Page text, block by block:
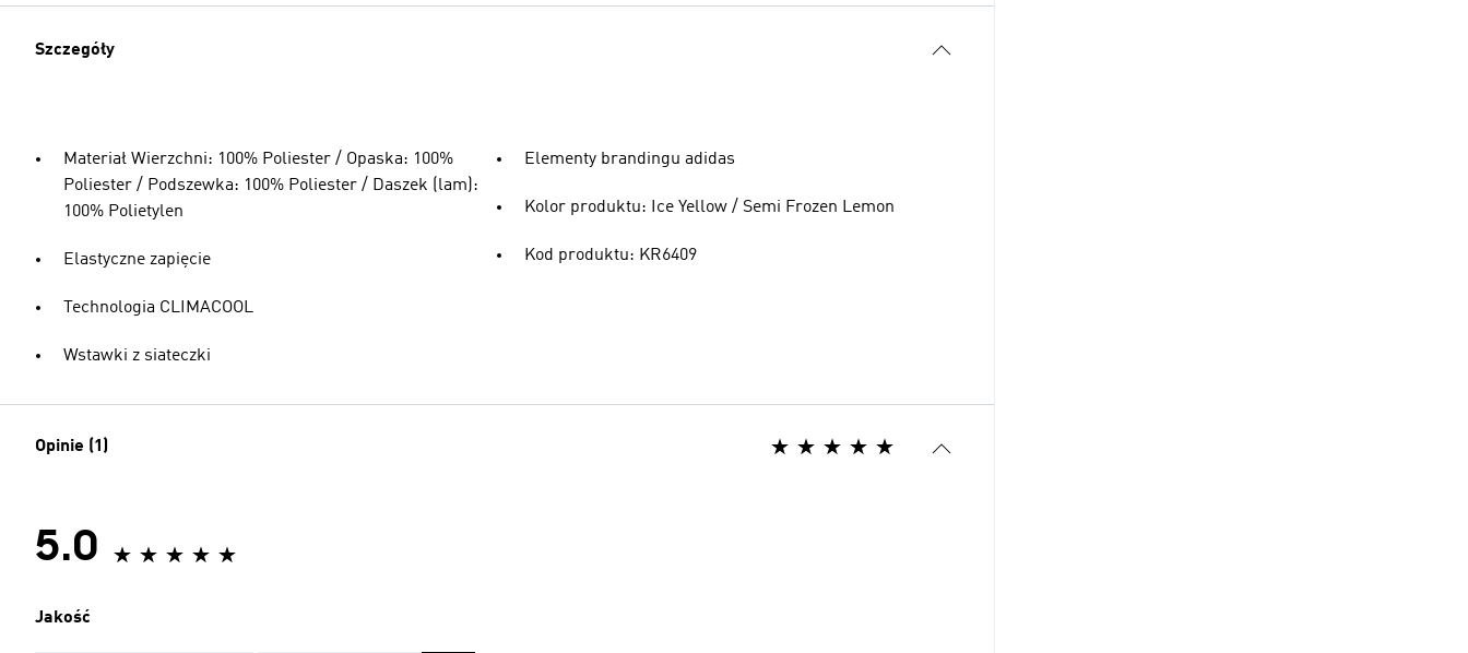
Szczegóły
Materiał Wierzchni: 100% Poliester / Opaska: 100%
Poliester / Podszewka: 100% Poliester / Daszek (lam):
100% Polietylen
Elastyczne zapięcie
Technologia CLIMACOOL
Wstawki z siateczki
Elementy brandingu adidas
Kolor produktu: Ice Yellow / Semi Frozen Lemon
Kod produktu: KR6409
Opinie (1)
5.0
Jakość